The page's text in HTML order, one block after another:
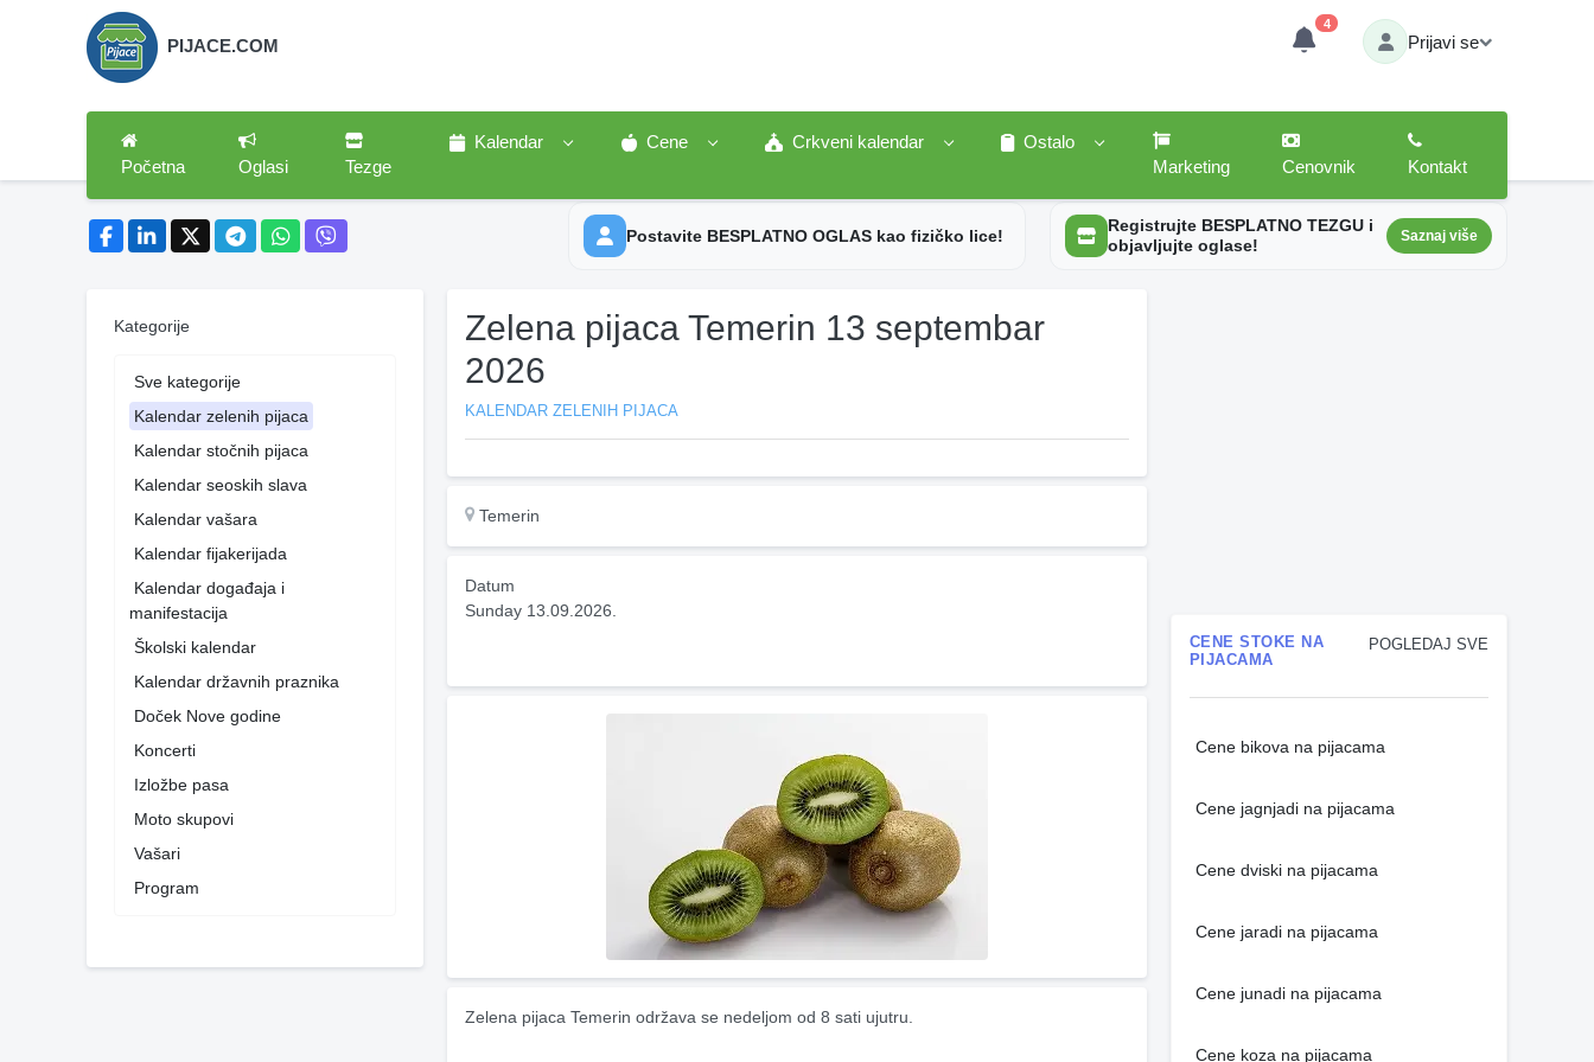
PIJACE.COM
4
Prijavi se
Početna Oglasi Tezge
Kalendar Cene Crkveni kalendar
Ostalo
Marketing
Cenovnik Kontakt
Postavite BESPLATNO OGLAS kao fizičko lice!
Registrujte BESPLATNO TEZGU i
objavljujte oglase!
Saznaj više
Kategorije
Sve kategorije
Kalendar zelenih pijaca
Kalendar stočnih pijaca
Kalendar seoskih slava
Kalendar vašara
Kalendar fijakerijada
Kalendar događaja i
manifestacija
Školski kalendar
Kalendar državnih praznika
Doček Nove godine
Koncerti
Izložbe pasa
Moto skupovi
Vašari
Program
Zelena pijaca Temerin 13 septembar
2026
KALENDAR ZELENIH PIJACA
Temerin
Datum
Sunday 13.09.2026.
Zelena pijaca Temerin održava se nedeljom od 8 sati ujutru.
POGLEDAJ SVE
CENE STOKE NA
PIJACAMA
Cene bikova na pijacama
Cene jagnjadi na pijacama
Cene dviski na pijacama
Cene jaradi na pijacama
Cene junadi na pijacama
Cene koza na pijacama